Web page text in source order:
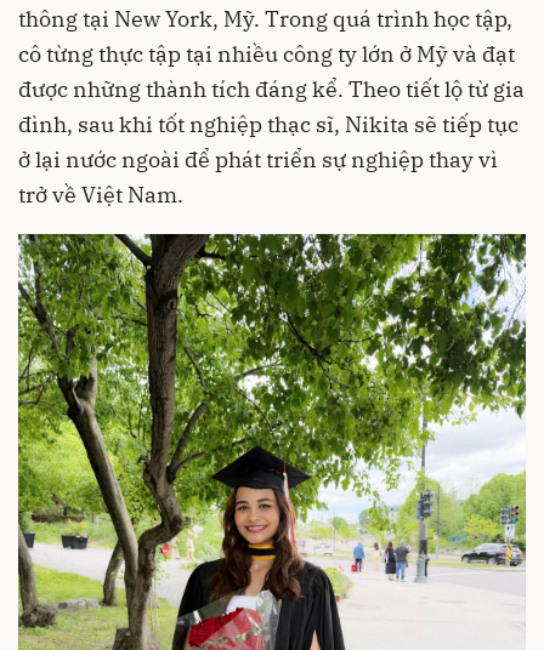
thông tại New York, Mỹ. Trong quá trình học tập,
cô từng thực tập tại nhiều công ty lớn ở Mỹ và đạt
được những thành tích đáng kể. Theo tiết lộ từ gia
đình, sau khi tốt nghiệp thạc sĩ, Nikita sẽ tiếp tục
ở lại nước ngoài để phát triển sự nghiệp thay vì
trở về Việt Nam.